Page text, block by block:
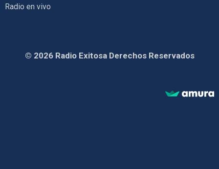
Radio en vivo
© 2026 Radio Exitosa Derechos Reservados